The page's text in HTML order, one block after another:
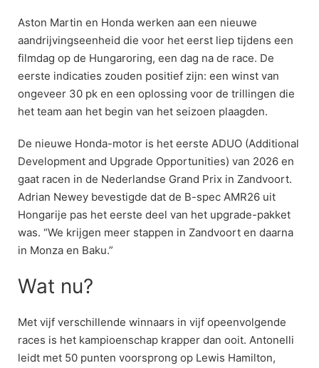
Aston Martin en Honda werken aan een nieuwe
aandrijvingseenheid die voor het eerst liep tijdens een
filmdag op de Hungaroring, een dag na de race. De
eerste indicaties zouden positief zijn: een winst van
ongeveer 30 pk en een oplossing voor de trillingen die
het team aan het begin van het seizoen plaagden.
De nieuwe Honda-motor is het eerste ADUO (Additional
Development and Upgrade Opportunities) van 2026 en
gaat racen in de Nederlandse Grand Prix in Zandvoort.
Adrian Newey bevestigde dat de B-spec AMR26 uit
Hongarije pas het eerste deel van het upgrade-pakket
was. “We krijgen meer stappen in Zandvoort en daarna
in Monza en Baku.”
Wat nu?
Met vijf verschillende winnaars in vijf opeenvolgende
races is het kampioenschap krapper dan ooit. Antonelli
leidt met 50 punten voorsprong op Lewis Hamilton,